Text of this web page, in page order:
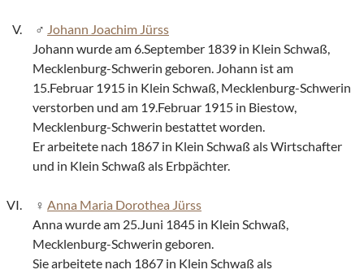
Johann Joachim Jürss
Johann wurde am 6.September 1839 in Klein Schwaß,
Mecklenburg-Schwerin geboren. Johann ist am
15.Februar 1915 in Klein Schwaß, Mecklenburg-Schwerin
verstorben und am 19.Februar 1915 in Biestow,
Mecklenburg-Schwerin bestattet worden.
Er arbeitete nach 1867 in Klein Schwaß als Wirtschafter
und in Klein Schwaß als Erbpächter.
Anna Maria Dorothea Jürss
Anna wurde am 25.Juni 1845 in Klein Schwaß,
Mecklenburg-Schwerin geboren.
Sie arbeitete nach 1867 in Klein Schwaß als